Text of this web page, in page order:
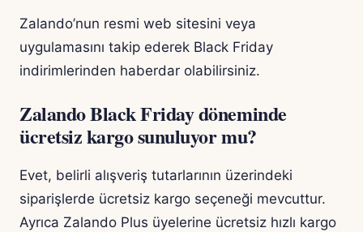
Zalando’nun resmi web sitesini veya
uygulamasını takip ederek Black Friday
indirimlerinden haberdar olabilirsiniz.
Zalando Black Friday döneminde
ücretsiz kargo sunuluyor mu?
Evet, belirli alışveriş tutarlarının üzerindeki
siparişlerde ücretsiz kargo seçeneği mevcuttur.
Ayrıca Zalando Plus üyelerine ücretsiz hızlı kargo